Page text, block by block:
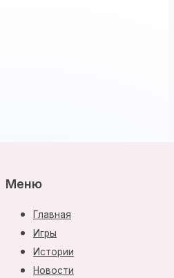
Меню
Главная
Игры
Истории
Новости